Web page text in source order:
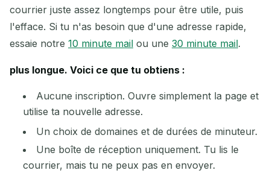
En attente d'e-mails entrants...
courrier juste assez longtemps pour être utile, puis
l'efface. Si tu n'as besoin que d'une adresse rapide,
essaie notre 10 minute mail ou une 30 minute mail.
plus longue. Voici ce que tu obtiens :
Aucune inscription. Ouvre simplement la page et
utilise ta nouvelle adresse.
Un choix de domaines et de durées de minuteur.
Une boîte de réception uniquement. Tu lis le
courrier, mais tu ne peux pas en envoyer.